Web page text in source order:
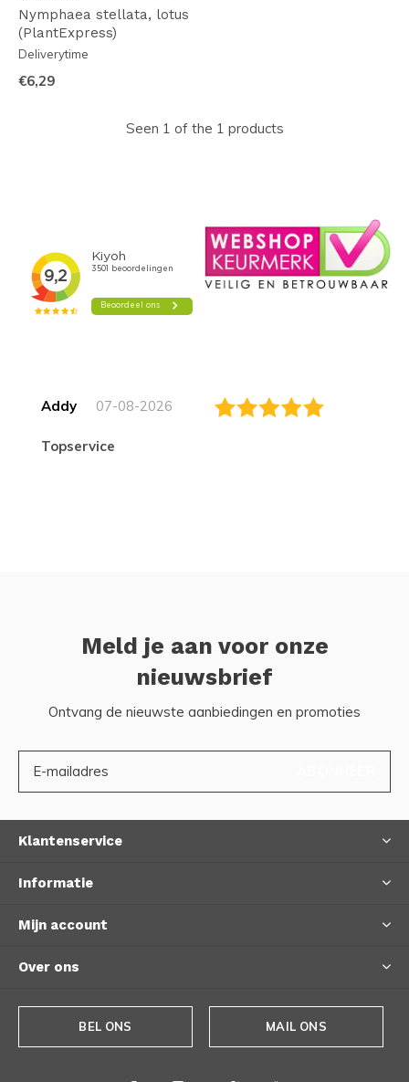
Nymphaea stellata, lotus
(PlantExpress)
Deliverytime
€6,29
Seen 1 of the 1 products
Addy 07-08-2026
topservice
Meld je aan voor onze
nieuwsbrief
Ontvang de nieuwste aanbiedingen en promoties
Klantenservice
Informatie
Mijn account
Over ons
BEL ONS MAIL ONS